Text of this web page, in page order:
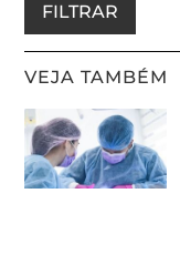
FILTRAR
VEJA TAMBÉM